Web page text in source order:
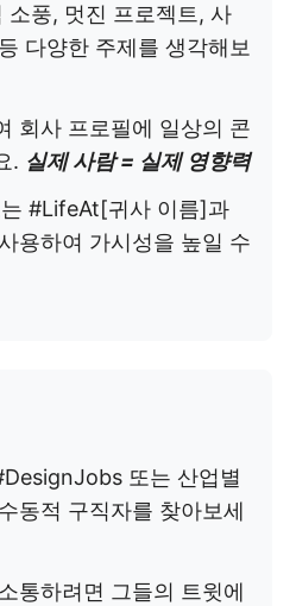
소풍, 멋진 프로젝트, 사
다양한 주제를 생각해보
회사 프로필에 일상의 콘
. 실제 사람 = 실제 영향력
#LifeAt[귀사 이름]과
용하여 가시성을 높일 수
또는 산업별
동적 구직자를 찾아보세
통하려면 그들의 트윗에